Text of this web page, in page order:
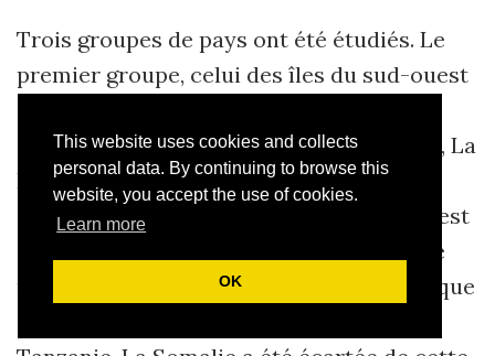
This website uses cookies and collects
personal data. By continuing to browse this
website, you accept the use of cookies.
Learn more
OK
Trois groupes de pays ont été étudiés. Le
premier groupe, celui des îles du sud-ouest
Comores, Madagascar, Maurice, Mayotte, La
Réunion et les Seychelles. Le second
groupe, celui des pays d’Afrique de l’Est, est
composé des pays d’Afrique continentale
riverains de l’océan Indien, à savoir l’Afrique